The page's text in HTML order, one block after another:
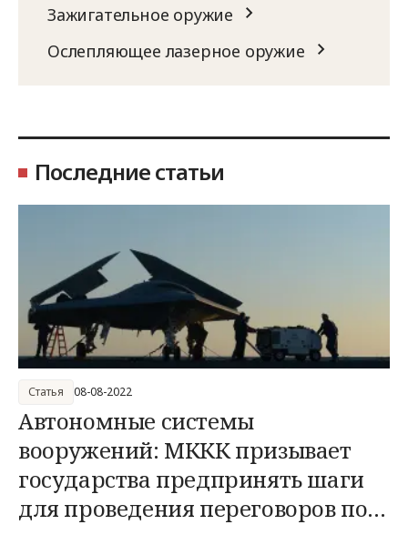
Зажигательное оружие
Ослепляющее лазерное оружие
Последние статьи
Автономные системы
вооружений: МККК призывает
государства предпринять шаги
для проведения переговоров по
Статья 08-08-2022